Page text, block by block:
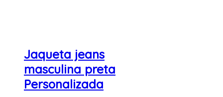
Jaqueta jeans
masculina preta
Personalizada